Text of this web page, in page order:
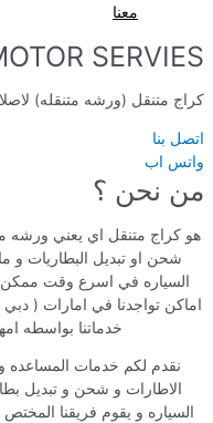
معنا
SERVIES
كراج متنقل (ورشه متنقله)
اتصل بنا
واتس اب
من نحن ؟
هو كراج متنقل اي يعني ورشه
شحن او تبديل البطاريات و
السياره في اسرع وقت ممكن
اماكن تواجدنا في امارات (
خدماتنا بواسطه
نقدم لكم خدمات المساعده
الاطارات و شحن و تبديل
السياره و يقوم فريقنا